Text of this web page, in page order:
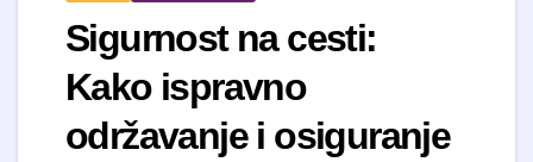
Sigurnost na cesti:
Kako ispravno
održavanje i osiguranje